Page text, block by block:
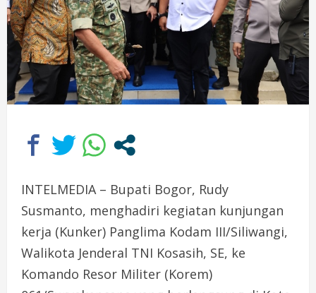
INTELMEDIA – Bupati Bogor, Rudy
Susmanto, menghadiri kegiatan kunjungan
kerja (Kunker) Panglima Kodam III/Siliwangi,
Walikota Jenderal TNI Kosasih, SE, ke
Komando Resor Militer (Korem)